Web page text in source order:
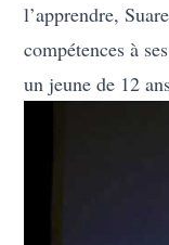
l’apprendre,
compétences à
un jeune de 12